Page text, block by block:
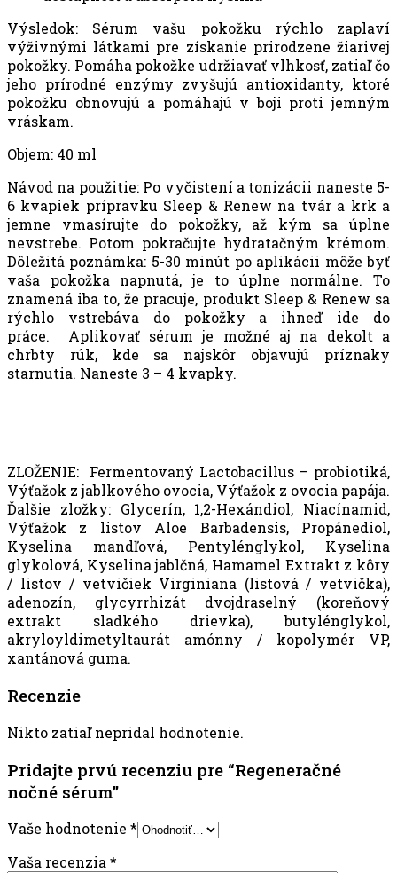
Výsledok: Sérum vašu pokožku rýchlo zaplaví
výživnými látkami pre získanie prirodzene žiarivej
pokožky. Pomáha pokožke udržiavať vlhkosť, zatiaľ čo
jeho prírodné enzýmy zvyšujú antioxidanty, ktoré
pokožku obnovujú a pomáhajú v boji proti jemným
vráskam.
Objem: 40 ml
Návod na použitie: Po vyčistení a tonizácii naneste 5-
6 kvapiek prípravku Sleep & Renew na tvár a krk a
jemne vmasírujte do pokožky, až kým sa úplne
nevstrebe. Potom pokračujte hydratačným krémom.
Dôležitá poznámka: 5-30 minút po aplikácii môže byť
vaša pokožka napnutá, je to úplne normálne. To
znamená iba to, že pracuje, produkt Sleep & Renew sa
rýchlo vstrebáva do pokožky a ihneď ide do
práce. Aplikovať sérum je možné aj na dekolt a
chrbty rúk, kde sa najskôr objavujú príznaky
starnutia. Naneste 3 – 4 kvapky.
ZLOŽENIE: Fermentovaný Lactobacillus – probiotiká,
Výťažok z jablkového ovocia, Výťažok z ovocia papája.
Ďalšie zložky: Glycerín, 1,2-Hexándiol, Niacínamid,
Výťažok z listov Aloe Barbadensis, Propánediol,
Kyselina mandľová, Pentylénglykol, Kyselina
glykolová, Kyselina jablčná, Hamamel Extrakt z kôry
/ listov / vetvičiek Virginiana (listová / vetvička),
adenozín, glycyrrhizát dvojdraselný (koreňový
extrakt sladkého drievka), butylénglykol,
akryloyldimetyltaurát amónny / kopolymér VP,
xantánová guma.
Recenzie
Nikto zatiaľ nepridal hodnotenie.
Pridajte prvú recenziu pre “Regeneračné
nočné sérum”
Vaše hodnotenie *
Vaša recenzia*